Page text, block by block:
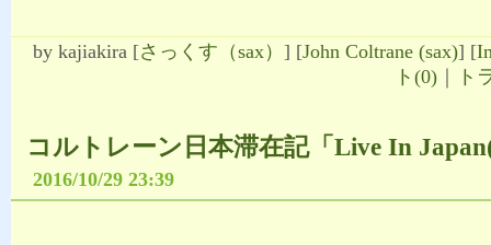
by kajiakira [さっくす（sax） ] [John Coltrane (sax)] [
ト(0) ｜ ト
コルトレーン日本滞在記「Live In
2016/10/29 23:39